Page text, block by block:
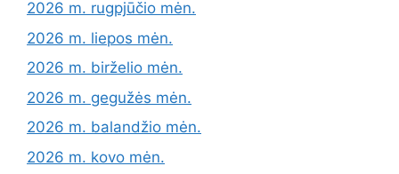
2026 m. rugpjūčio mėn.
2026 m. liepos mėn.
2026 m. birželio mėn.
2026 m. gegužės mėn.
2026 m. balandžio mėn.
2026 m. kovo mėn.